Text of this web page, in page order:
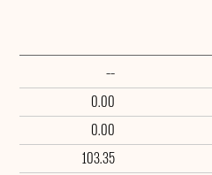
--
0.00
0.00
103.35